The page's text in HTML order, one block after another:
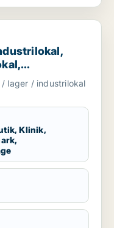
butik, klinik,
hotell
Partille
lager / industrilokal
Klinik,